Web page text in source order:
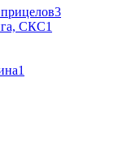
3
СКС1
1